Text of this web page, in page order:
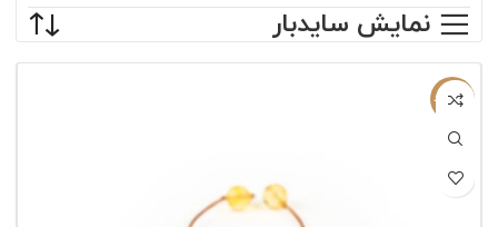
نمایش سایدبار
ناموجود